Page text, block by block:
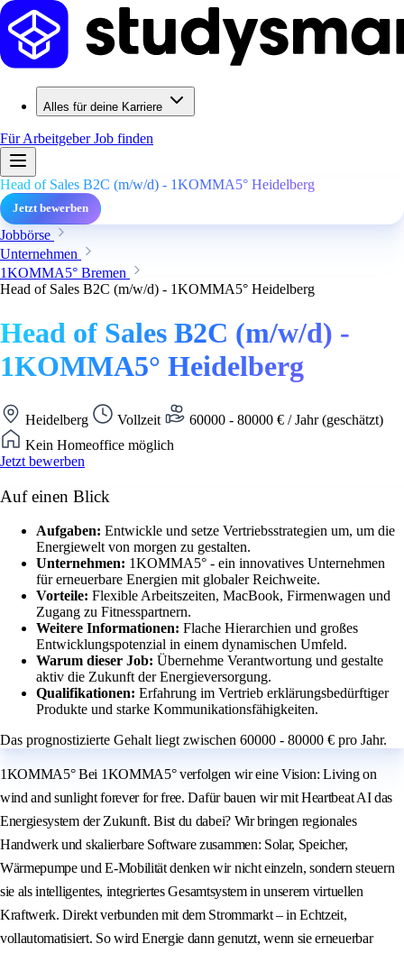
Alles für deine Karriere
Für ArbeitgeberJob finden
Head of Sales B2C (m/w/d) - 1KOMMA5° Heidelberg
Jetzt bewerben
Jobbörse
Unternehmen
1KOMMA5° Bremen
Head of Sales B2C (m/w/d) - 1KOMMA5° Heidelberg
Head of Sales B2C (m/w/d) -
1KOMMA5° Heidelberg
Heidelberg Vollzeit
60000 - 80000 € / Jahr (geschätzt)
Kein Homeoffice möglich
Jetzt bewerben
Auf einen Blick
Aufgaben: Entwickle und setze Vertriebsstrategien um, um die
Energiewelt von morgen zu gestalten.
Unternehmen: 1KOMMA5° - ein innovatives Unternehmen
für erneuerbare Energien mit globaler Reichweite.
Vorteile: Flexible Arbeitszeiten, MacBook, Firmenwagen und
Zugang zu Fitnesspartnern.
Weitere Informationen: Flache Hierarchien und großes
Entwicklungspotenzial in einem dynamischen Umfeld.
Warum dieser Job: Übernehme Verantwortung und gestalte
aktiv die Zukunft der Energieversorgung.
Qualifikationen: Erfahrung im Vertrieb erklärungsbedürftiger
Produkte und starke Kommunikationsfähigkeiten.
Das prognostizierte Gehalt liegt zwischen 60000 - 80000 € pro Jahr.
1KOMMA5° Bei 1KOMMA5° verfolgen wir eine Vision: Living on
wind and sunlight forever for free. Dafür bauen wir mit Heartbeat AI das
Energiesystem der Zukunft. Bist du dabei? Wir bringen regionales
Handwerk und skalierbare Software zusammen: Solar, Speicher,
Wärmepumpe und E-Mobilität denken wir nicht einzeln, sondern steuern
sie als intelligentes, integriertes Gesamtsystem in unserem virtuellen
Kraftwerk. Direkt verbunden mit dem Strommarkt – in Echtzeit,
vollautomatisiert. So wird Energie dann genutzt, wenn sie erneuerbar